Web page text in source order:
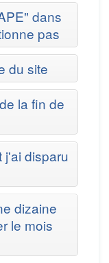
dans
pas
du site
la fin de
j'ai disparu
dizaine
le mois